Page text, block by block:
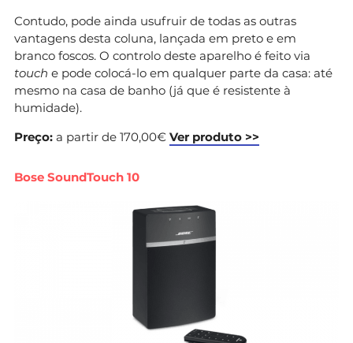
Contudo, pode ainda usufruir de todas as outras
vantagens desta coluna, lançada em preto e em
branco foscos. O controlo deste aparelho é feito via
touch e pode colocá-lo em qualquer parte da casa: até
mesmo na casa de banho (já que é resistente à
humidade).
Preço: a partir de 170,00€ Ver produto >>
Bose SoundTouch 10